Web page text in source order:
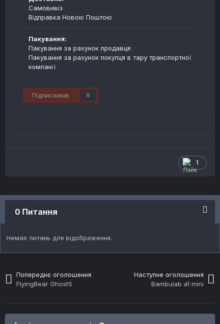
Самовивіз
Відправка Новою Поштою
Пакування:
Пакування за рахунок продавця
Пакування за рахунок покупця в тару транспортної
компанії
Підписників 0
1
0 Питання
Немає питань для відображення.
Попереднє оголошення
FlyingBear Ghost5
Наступне оголошення
Bambulab a1 mini